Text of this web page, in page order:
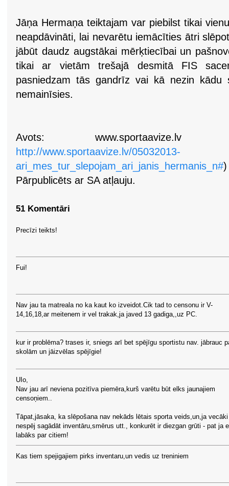
Jāņa Hermaņa teiktajam var piebilst tikai
neapdāvināti, lai nevarētu iemācīties ātri
jābūt daudz augstākai mērķtiecībai un
tikai ar vietām trešajā desmitā FIS
pasniedzam tās gandrīz vai kā nezin kādu
nemainīsies.
Avots: www.sportaavize.lv
http://www.sportaavize.lv/05032013-
ari_mes_tur_slepojam_ari_janis_hermanis_n#)
Pārpublicēts ar SA atļauju.
51 Komentāri
Precīzi teikts!
Fui!
Nav jau ta matreala no ka kaut ko izveidot.Cik tad to censonu ir V-
14,16,18,ar meitenem ir vel trakak,ja javed 13 gadiga,,uz PC.
kur ir problēma? trases ir, sniegs arī bet spējīgu sportistu nav. jābrauc
skolām un jāizvēlas spējīgie!
UIo,
Nav jau arī neviena pozitīva piemēra,kurš varētu būt elks jaunajiem
censoņiem..
Tāpat,jāsaka, ka slēpošana nav nekāds lētais sporta veids,un,ja vecāki
nespēj sagādāt inventāru,smērus utt., konkurēt ir diezgan grūti - pat ja
labāks par citiem!
Kas tiem spejigajiem pirks inventaru,un vedis uz treniniem